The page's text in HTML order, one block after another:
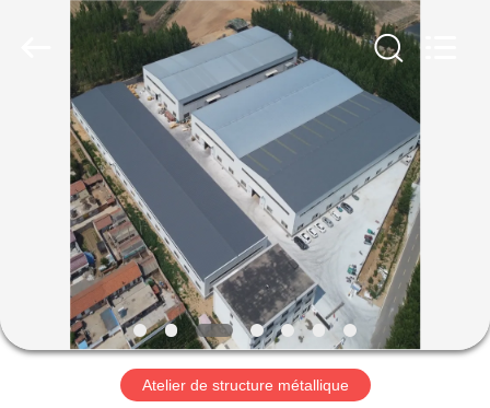
MAISON
PRODUITS
VIDÉOS
VR
SHOW
Atelier de structure métallique